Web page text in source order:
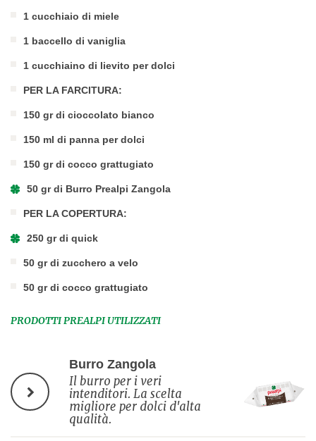
1 cucchiaio di miele
1 baccello di vaniglia
1 cucchiaino di lievito per dolci
PER LA FARCITURA:
150 gr di cioccolato bianco
150 ml di panna per dolci
150 gr di cocco grattugiato
50 gr di Burro Prealpi Zangola
PER LA COPERTURA:
250 gr di quick
50 gr di zucchero a velo
50 gr di cocco grattugiato
PRODOTTI PREALPI UTILIZZATI
Burro Zangola
Il burro per i veri
intenditori. La scelta
migliore per dolci d'alta
qualità.